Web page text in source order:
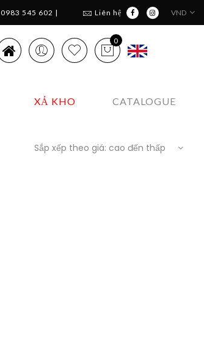
0983 545 602 | Liên hệ VND
0
XẢ KHO CATALOGUE